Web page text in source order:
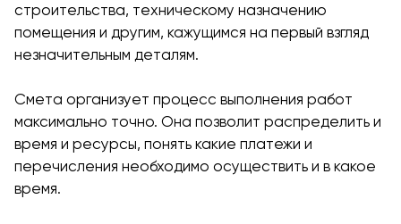
строительства, техническому назначению
помещения и другим, кажущимся на первый взгляд
незначительным деталям.
Смета организует процесс выполнения работ
максимально точно. Она позволит распределить и
время и ресурсы, понять какие платежи и
перечисления необходимо осуществить и в какое
время.